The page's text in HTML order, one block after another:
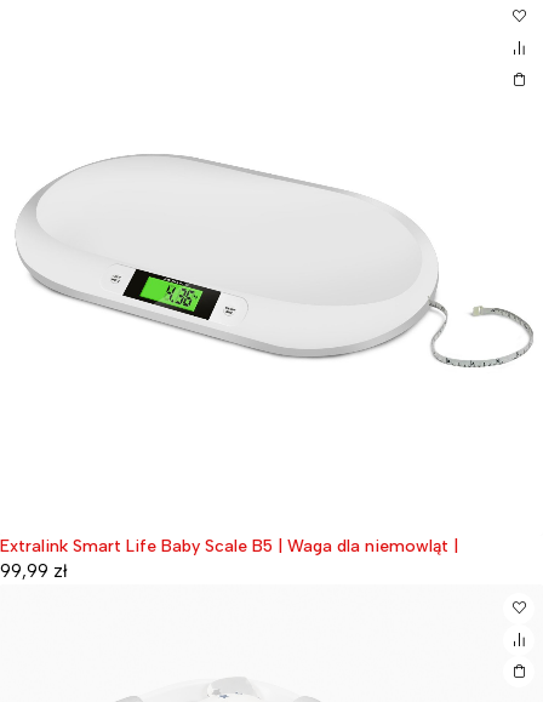
Extralink Smart Life Baby Scale B5 | Waga dla niemowląt |
99,99 zł